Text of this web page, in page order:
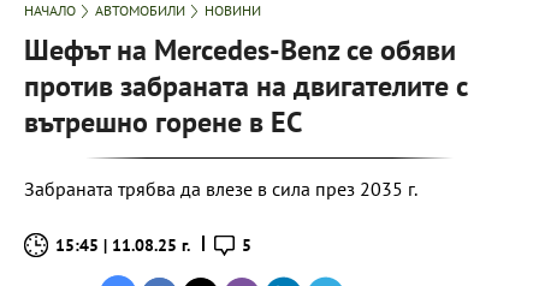
НАЧАЛО АВТОМОБИЛИ НОВИНИ
Шефът на Mercedes-Benz се обяви
против забраната на двигателите с
вътрешно горене в ЕС
Забраната трябва да влезе в сила през 2035 г.
15:45 | 11.08.25 г. 5